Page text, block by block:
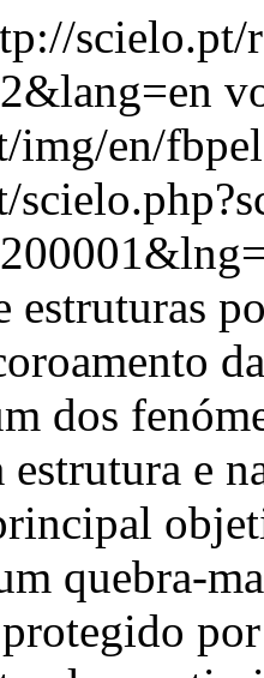
scielo.pt/
img/en/
estruturas
dos
e
quebra-